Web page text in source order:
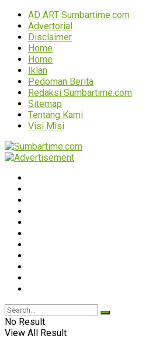
AD ART Sumbartime.com
Advertorial
Disclaimer
Home
Home
Iklan
Pedoman Berita
Redaksi Sumbartime.com
Sitemap
Tentang Kami
Visi Misi
No Result
View All Result